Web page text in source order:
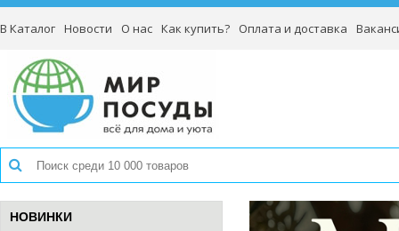
В Каталог Новости О нас Как купить? Оплата и доставка
НОВИНКИ